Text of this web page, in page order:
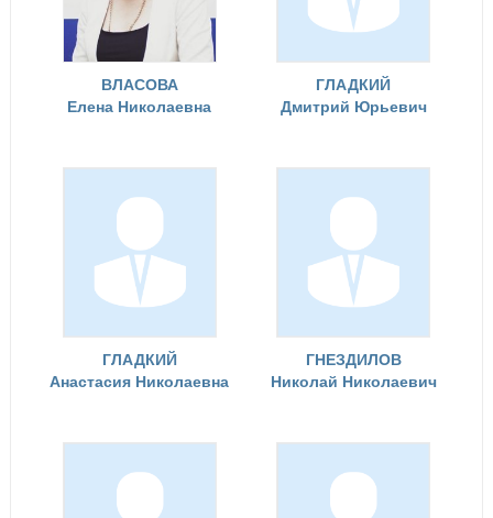
ВЛАСОВА
Елена Николаевна
ГЛАДКИЙ
Дмитрий Юрьевич
ГЛАДКИЙ
Анастасия Николаевна
ГНЕЗДИЛОВ
Николай Николаевич